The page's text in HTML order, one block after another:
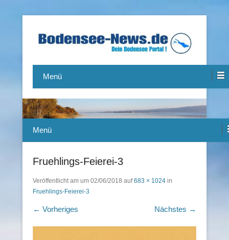
Bodensee-News.de
Menü
Menü
Fruehlings-Feierei-3
Veröffentlicht am um 02/06/2018 auf683 × 1024 in
Fruehlings-Feierei-3
← Vorheriges Nächstes →